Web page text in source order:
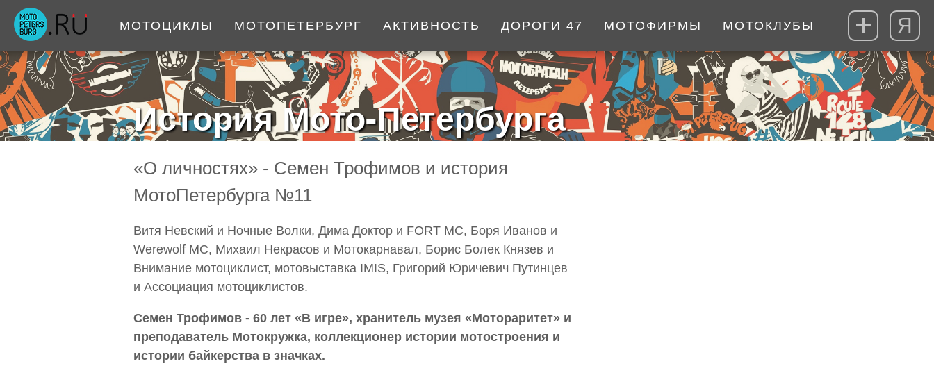
Я
ДОРОГИ 47 МОТОФИРМЫ
МОТОЦИКЛЫ МОТОПЕТЕРБУРГ АКТИВНОСТЬ МОТОКЛУБЫ
История Мото-Петербурга
«О личностях» - Семен Трофимов и история
МотоПетербурга №11
Витя Невский и Ночные Волки, Дима Доктор и FORT MC, Боря Иванов и
Werewolf MC, Михаил Некрасов и Мотокарнавал, Борис Болек Князев и
Внимание мотоциклист, мотовыставка IMIS, Григорий Юричевич Путинцев
и Ассоциация мотоциклистов.
Семен Трофимов - 60 лет «В игре», хранитель музея «Мотораритет» и
преподаватель Мотокружка, коллекционер истории мотостроения и
истории байкерства в значках.